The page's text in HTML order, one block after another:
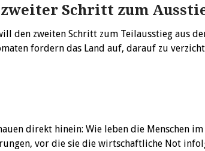
Schritt zum
den zweiten Schritt zum Teilausstieg aus
fordern das Land auf, darauf zu
direkt hinein: Wie leben die Menschen
vor die sie die wirtschaftliche Not